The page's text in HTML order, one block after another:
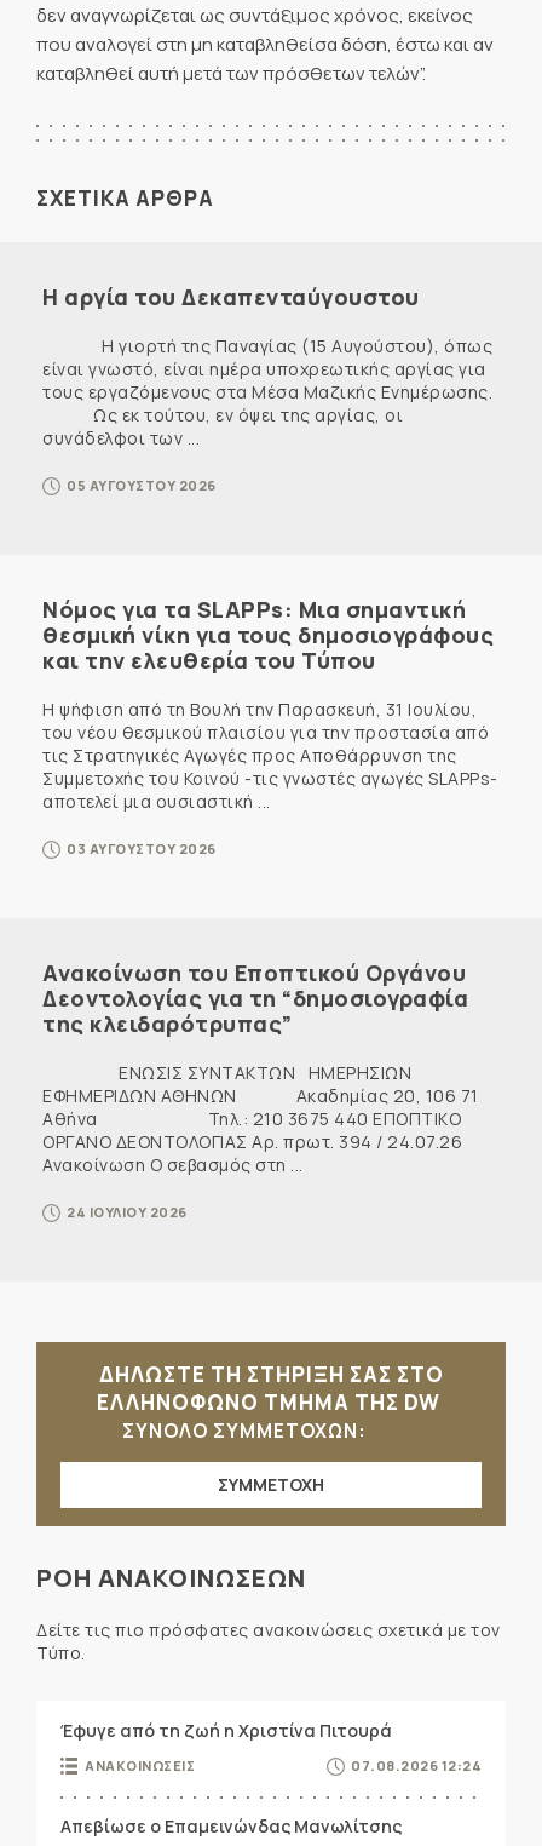
δεν αναγνωρίζεται ως συντάξιμος χρόνος, εκείνος
που αναλογεί στη μη καταβληθείσα δόση, έστω και αν
καταβληθεί αυτή μετά των πρόσθετων τελών”.
ΣΧΕΤΙΚΑ ΑΡΘΡΑ
Η αργία του Δεκαπενταύγουστου
Η γιορτή της Παναγίας (15 Αυγούστου), όπως
είναι γνωστό, είναι ημέρα υποχρεωτικής αργίας για
τους εργαζόμενους στα Μέσα Μαζικής Ενημέρωσης.
Ως εκ τούτου, εν όψει της αργίας, οι
συνάδελφοι των ...
05 ΑΥΓΟΥΣΤΟΥ 2026
Νόμος για τα SLAPPs: Μια σημαντική
θεσμική νίκη για τους δημοσιογράφους
και την ελευθερία του Τύπου
Η ψήφιση από τη Βουλή την Παρασκευή, 31 Ιουλίου,
του νέου θεσμικού πλαισίου για την προστασία από
τις Στρατηγικές Αγωγές προς Αποθάρρυνση της
Συμμετοχής του Κοινού -τις γνωστές αγωγές SLAPPs-
αποτελεί μια ουσιαστική ...
03 ΑΥΓΟΥΣΤΟΥ 2026
Ανακοίνωση του Εποπτικού Οργάνου
Δεοντολογίας για τη “δημοσιογραφία
της κλειδαρότρυπας”
ΕΝΩΣΙΣ ΣΥΝΤΑΚΤΩΝ ΗΜΕΡΗΣΙΩΝ
ΕΦΗΜΕΡΙΔΩΝ ΑΘΗΝΩΝ Ακαδημίας 20, 106 71
Αθήνα Τηλ.: 210 3675 440 ΕΠΟΠΤΙΚΟ
ΟΡΓΑΝΟ ΔΕΟΝΤΟΛΟΓΙΑΣ Αρ. πρωτ. 394 / 24.07.26
Ανακοίνωση Ο σεβασμός στη ...
24 ΙΟΥΛΙΟΥ 2026
ΔΗΛΩΣΤΕ ΤΗ ΣΤΗΡΙΞΗ ΣΑΣ ΣΤΟ
ΕΛΛΗΝΟΦΩΝΟ ΤΜΗΜΑ ΤΗΣ DW
ΣΥΝΟΛΟ ΣΥΜΜΕΤΟΧΩΝ:
ΣΥΜΜΕΤΟΧΗ
ΡΟΗ ΑΝΑΚΟΙΝΩΣΕΩΝ
Δείτε τις πιο πρόσφατες ανακοινώσεις σχετικά με τον
Τύπο.
Έφυγε από τη ζωή η Χριστίνα Πιτουρά
ΑΝΑΚΟΙΝΩΣΕΙΣ 07.08.2026 12:24
Απεβίωσε ο Επαμεινώνδας Μανωλίτσης